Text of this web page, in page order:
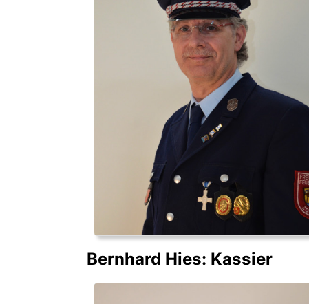
Bernhard Hies: Kassier